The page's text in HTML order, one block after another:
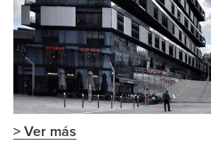
> Ver más